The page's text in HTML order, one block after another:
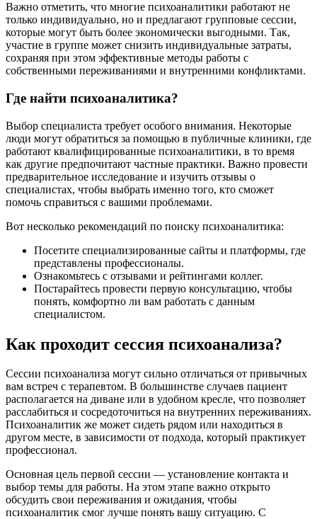
Важно отметить, что многие психоаналитики работают не
только индивидуально, но и предлагают групповые сессии,
которые могут быть более экономически выгодными. Так,
участие в группе может снизить индивидуальные затраты,
сохраняя при этом эффективные методы работы с
собственными переживаниями и внутренними конфликтами.
Где найти психоаналитика?
Выбор специалиста требует особого внимания. Некоторые
люди могут обратиться за помощью в публичные клиники, где
работают квалифицированные психоаналитики, в то время
как другие предпочитают частные практики. Важно провести
предварительное исследование и изучить отзывы о
специалистах, чтобы выбрать именно того, кто сможет
помочь справиться с вашими проблемами.
Вот несколько рекомендаций по поиску психоаналитика:
Посетите специализированные сайты и платформы, где
представлены профессионалы.
Ознакомьтесь с отзывами и рейтингами коллег.
Постарайтесь провести первую консультацию, чтобы
понять, комфортно ли вам работать с данным
специалистом.
Как проходит сессия психоанализа?
Сессии психоанализа могут сильно отличаться от привычных
вам встреч с терапевтом. В большинстве случаев пациент
располагается на диване или в удобном кресле, что позволяет
расслабиться и сосредоточиться на внутренних переживаниях.
Психоаналитик же может сидеть рядом или находиться в
другом месте, в зависимости от подхода, который практикует
профессионал.
Основная цель первой сессии — установление контакта и
выбор темы для работы. На этом этапе важно открыто
обсудить свои переживания и ожидания, чтобы
психоаналитик смог лучше понять вашу ситуацию. С